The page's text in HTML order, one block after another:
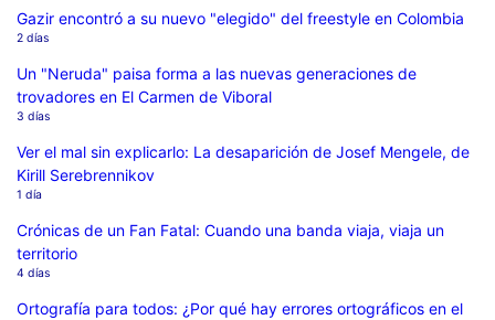
Gazir encontró a su nuevo "elegido" del freestyle en Colombia
2 días
Un "Neruda" paisa forma a las nuevas generaciones de
trovadores en El Carmen de Viboral
3 días
Ver el mal sin explicarlo: La desaparición de Josef Mengele, de
Kirill Serebrennikov
1 día
Crónicas de un Fan Fatal: Cuando una banda viaja, viaja un
territorio
4 días
Ortografía para todos: ¿Por qué hay errores ortográficos en el